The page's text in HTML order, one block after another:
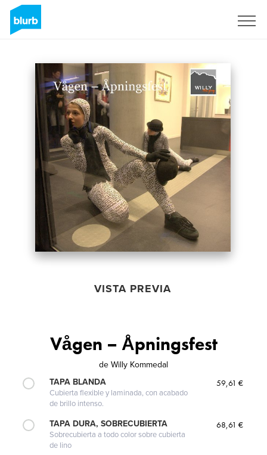
VISTA PREVIA
Vågen – Åpningsfest
de Willy Kommedal
TAPA BLANDA
Cubierta flexible y laminada, con acabado
de brillo intenso.
59,61 €
TAPA DURA, SOBRECUBIERTA
Sobrecubierta a todo color sobre cubierta
de lino
68,61 €